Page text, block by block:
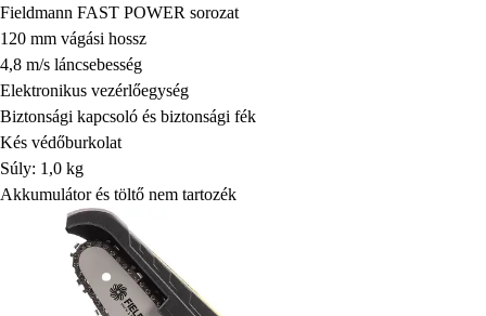
Fieldmann FAST POWER sorozat
120 mm vágási hossz
4,8 m/s láncsebesség
Elektronikus vezérlőegység
Biztonsági kapcsoló és biztonsági fék
Kés védőburkolat
Súly: 1,0 kg
Akkumulátor és töltő nem tartozék